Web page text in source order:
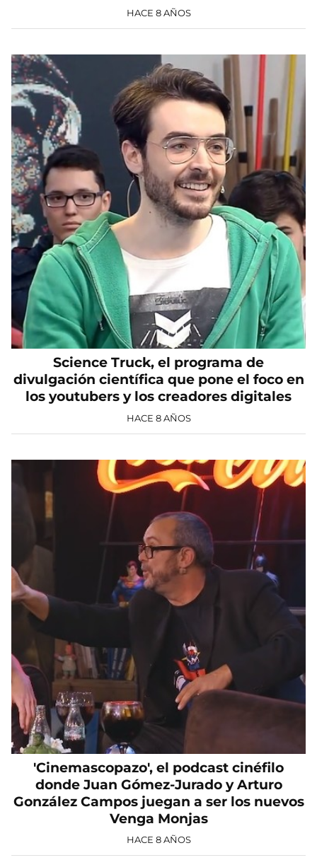
HACE 8 AÑOS
Science Truck, el programa de
divulgación científica que pone el foco en
los youtubers y los creadores digitales
HACE 8 AÑOS
'Cinemascopazo', el podcast cinéfilo
donde Juan Gómez-Jurado y Arturo
González Campos juegan a ser los nuevos
Venga Monjas
HACE 8 AÑOS